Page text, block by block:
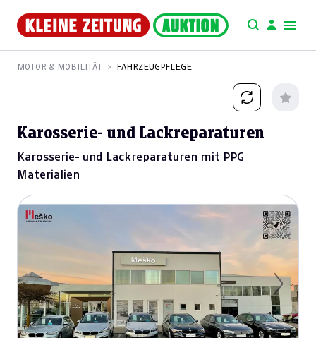
MOTOR & MOBILITÄT FAHRZEUGPFLEGE
Karosserie- und Lackreparaturen
Karosserie- und Lackreparaturen mit PPG
Materialien
Previous Next